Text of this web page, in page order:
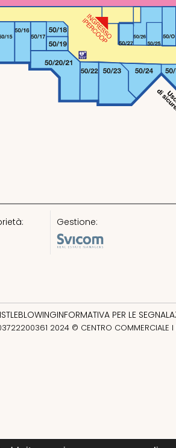
Gestione:
INFORMATIVA PER LE
2024 © CENTRO COMMERCIALE I